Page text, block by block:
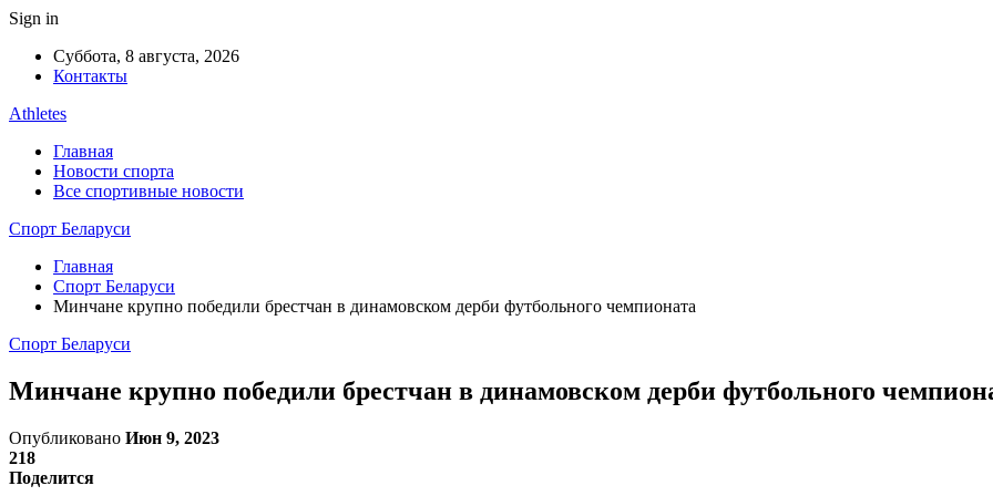
Sign in
Суббота, 8 августа, 2026
Контакты
Athletes
Главная
Новости спорта
Все спортивные новости
Спорт Беларуси
Главная
Спорт Беларуси
Минчане крупно победили брестчан в динамовском дерби футбольного чемпионата
Спорт Беларуси
Минчане крупно победили брестчан в динамовском дерби футбольного
Опубликовано Июн 9, 2023
218
Поделится